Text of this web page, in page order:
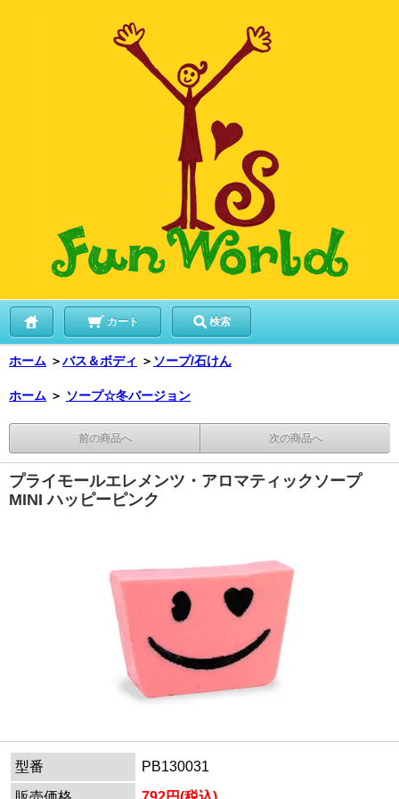
カート 検索
ホーム ＞バス＆ボディ ＞ ソープ/石けん
ホーム ＞ ソープ☆冬バージョン
前の商品へ 次の商品へ
プライモールエレメンツ・アロマティックソープ
MINI ハッピーピンク
型番
PB130031